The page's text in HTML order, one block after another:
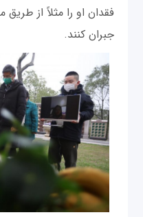
فقدان او را مثلاً از
جبران کنند.